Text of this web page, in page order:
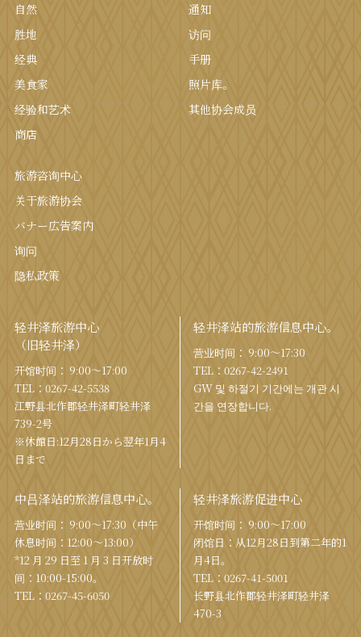
自然
胜地
经典
美食家
经验和艺术
商店
通知
访问
手册
照片库。
其他协会成员
旅游咨询中心
关于旅游协会
バナー広告案内
询问
隐私政策
轻井泽旅游中心
（旧轻井泽）
开馆时间： 9:00〜17:00
TEL： 0267-42-5538
江野县北作郡轻井泽町轻井泽
739-2号
※休館日:12月28日から翌年1月4
日まで
轻井泽站的旅游信息中心。
营业时间： 9:00〜17:30
TEL： 0267-42-2491
GW 및 하절기 기간에는 개관 시
간을 연장합니다.
中吕泽站的旅游信息中心。
营业时间： 9:00〜17:30（中午
休息时间：12:00〜13:00）
*12 月 29 日至 1 月 3 日开放时
间：10:00-15:00。
TEL： 0267-45-6050
轻井泽旅游促进中心
开馆时间： 9:00〜17:00
闭馆日：从12月28日到第二年的1
月4日。
TEL： 0267-41-5001
长野县北作郡轻井泽町轻井泽
470-3